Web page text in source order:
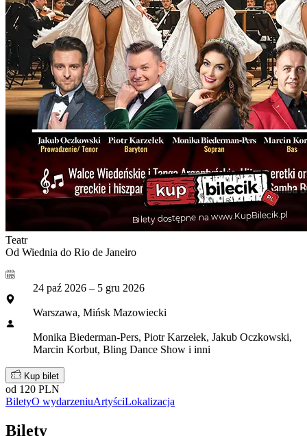
Teatr
Od Wiednia do Rio de Janeiro
24 paź 2026 – 5 gru 2026
Warszawa, Mińsk Mazowiecki
Monika Biederman-Pers, Piotr Karzełek, Jakub Oczkowski,
Marcin Korbut, Bling Dance Show i inni
Kup bilet
od 120 PLN
BiletyO wydarzeniuArtyściLokalizacja
Bilety